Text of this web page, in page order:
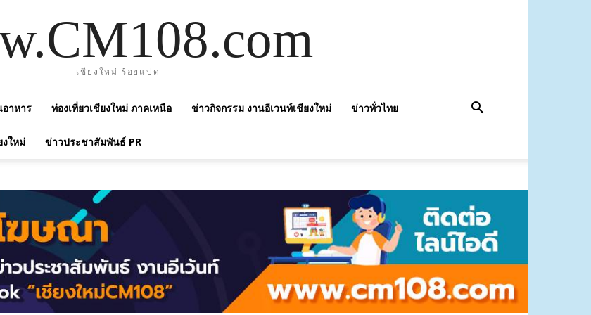
เชียงใหม่ ร้อยแปด
าหาร ท่องเที่ยวเชียงใหม่ ภาคเหนือ ข่าวกิจกรรม งานอีเวนท์เชียงใหม่ ข่าวทั่วไทย
ใหม่ ข่าวประชาสัมพันธ์ PR